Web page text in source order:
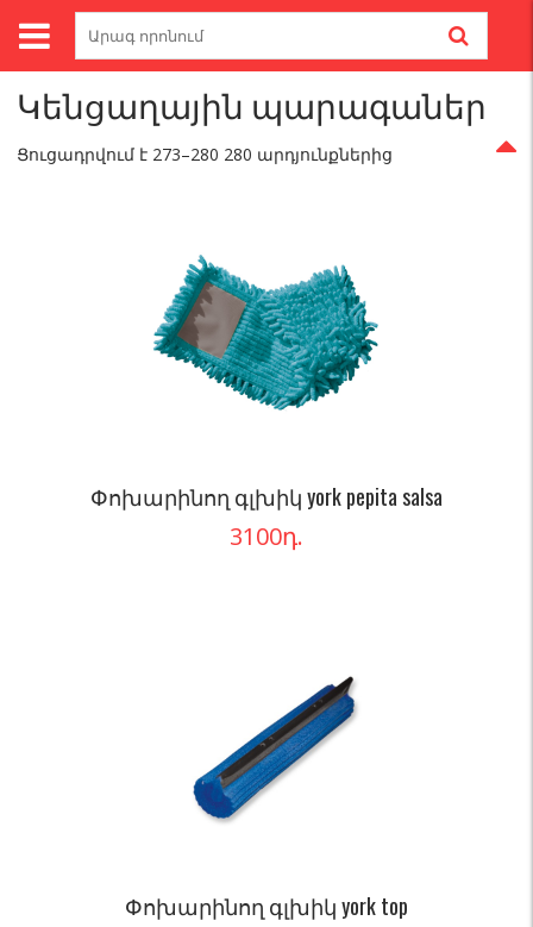
Search
Գլխավոր Կենցաղային պարագաներ
Կենցաղային պարագաներ
Ցուցադրվում է 273–280 280 արդյունքներից
Փոխարինող գլխիկ york pepita salsa
3100դ.
Փոխարինող գլխիկ york top